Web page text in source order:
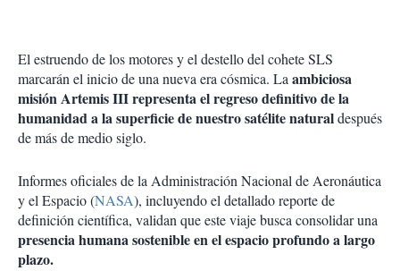
El estruendo de los motores y el destello del cohete SLS
marcarán el inicio de una nueva era cósmica. Laambiciosa
misión Artemis III representa el regreso definitivo de la
humanidad a la superficie de nuestro satélite naturaldespués
de más de medio siglo.
Informes oficiales de la Administración Nacional de Aeronáutica
y el Espacio (NASA), incluyendo el detallado reporte de
definición científica, validan que este viaje busca consolidar una
presencia humana sostenible en el espacio profundo a largo
plazo.